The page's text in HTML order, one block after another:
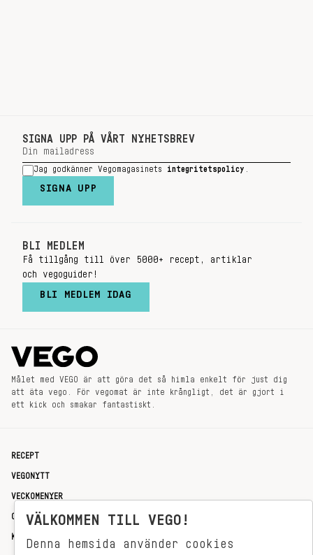
SIGNA UPP PÅ VÅRT NYHETSBREV
Jag godkänner Vegomagasinets integritetspolicy
SIGNA UPP
BLI MEDLEM
Få tillgång till över 5000+ recept, artiklar
och vegoguider!
BLI MEDLEM IDAG
Målet med VEGO är att göra det så himla enkelt för just dig
att äta vego. För vegomat är inte krångligt, det är gjort i
ett kick och smakar fantastiskt.
RECEPT
VEGONYTT
VECKOMENYER
OM OSS
KONTAKT
VÄLKOMMEN TILL VEGO!
Denna hemsida använder cookies